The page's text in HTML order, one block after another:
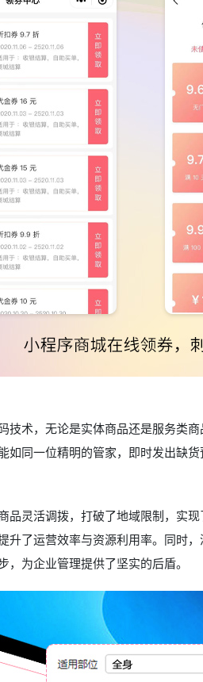
技术，无论是实体商品还是服务类
如同一位精明的管家，即时发出缺
品灵活调拨，打破了地域限制，实
了运营效率与资源利用率。同时
为企业管理提供了坚实的后盾。